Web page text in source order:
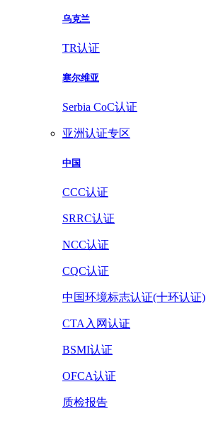
乌克兰
TR认证
塞尔维亚
Serbia CoC认证
亚洲认证专区
中国
CCC认证
SRRC认证
NCC认证
CQC认证
中国环境标志认证(十环认证)
CTA入网认证
BSMI认证
OFCA认证
质检报告